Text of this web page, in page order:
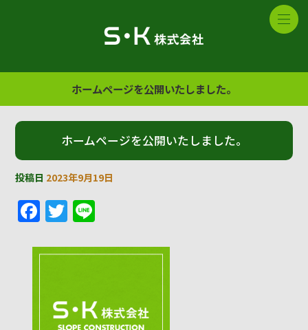
ホームページを公開いたしました。
ホームページを公開いたしました。
投稿日 2023年9月19日
F
a
c
b
o
T
w
it
r
e